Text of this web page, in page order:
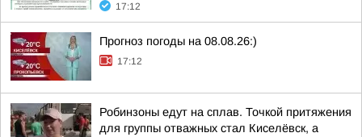
17:12
Прогноз погоды на 08.08.26:)
17:12
Робинзоны едут на сплав. Точкой притяжения
для группы отважных стал Киселёвск, а